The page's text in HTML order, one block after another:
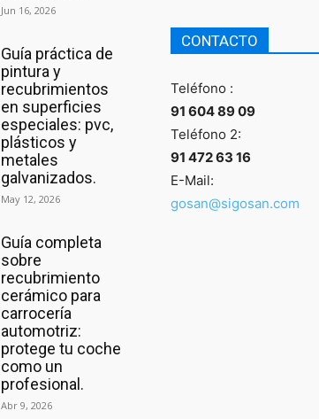
Jun 16, 2026
Guía práctica de
pintura y
recubrimientos
en superficies
especiales: pvc,
plásticos y
metales
galvanizados.
May 12, 2026
Guía completa
sobre
recubrimiento
cerámico para
carrocería
automotriz:
protege tu coche
como un
profesional.
Abr 9, 2026
CONTACTO
Teléfono :
91 604 89 09
Teléfono 2:
91 472 63 16
E-Mail:
gosan@sigosan.com